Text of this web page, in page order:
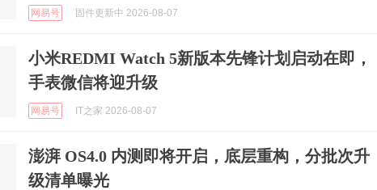
网易号 固件更新中 2026-08-07
小米REDMI Watch 5新版本先锋计划启动在即，
手表微信将迎升级
网易号 IT之家 2026-08-07
澎湃 OS4.0 内测即将开启，底层重构，分批次升
级清单曝光